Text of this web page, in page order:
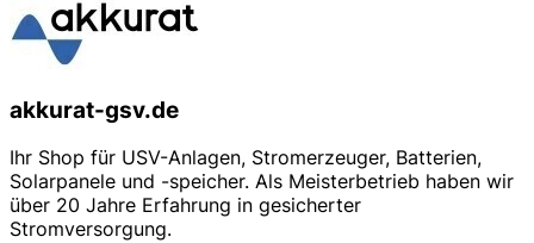
akkurat-gsv.de
Ihr Shop für USV-Anlagen, Stromerzeuger, Batterien,
Solarpanele und -speicher. Als Meisterbetrieb haben wir
über 20 Jahre Erfahrung in gesicherter
Stromversorgung.